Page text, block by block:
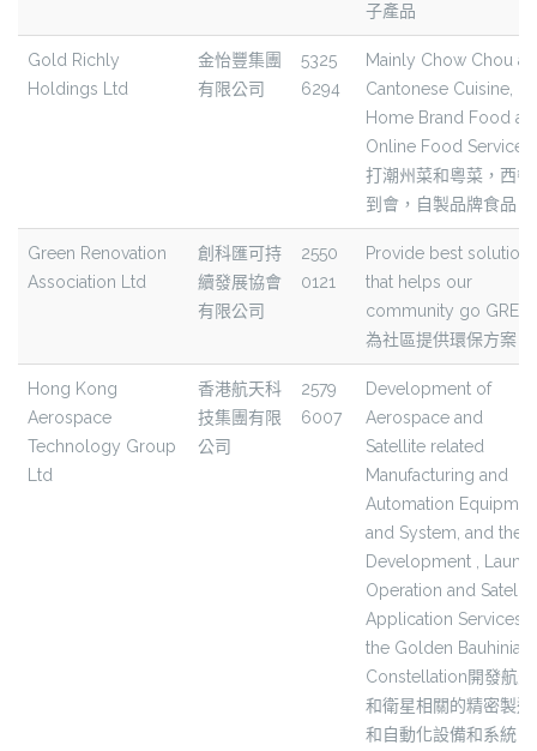
子產品
Gold Richly
Holdings Ltd
金怡豐集團
有限公司
5325
6294
Mainly Chow Chou
Cantonese Cuisine,
Home Brand Food
Online Food Service
打潮州菜和粵菜，西餐
到會，自製品牌食品
Green Renovation
Association Ltd
創科匯可持
續發展協會
有限公司
2550
0121
Provide best solution
that helps our
community go
為社區提供環保方案
Hong Kong
Aerospace
Technology Group
Ltd
香港航天科
技集團有限
公司
2579
6007
Development of
Aerospace and
Satellite related
Manufacturing and
Automation
and System, and the
Development ,
Operation and
Application Services
the Golden Bauhinia
Constellation開發航天
和衛星相關的精密製造
和自動化設備和系統，